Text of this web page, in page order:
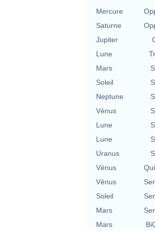
Mercure
Saturne
Jupiter
Lune
Mars
Soleil
Neptune
Vénus
Lune
Lune
Uranus
Vénus
Vénus
Soleil
Mars
Mars